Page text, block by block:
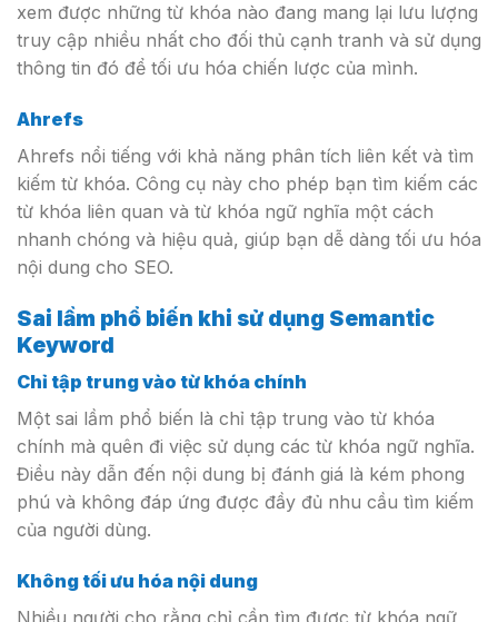
xem được những từ khóa nào đang mang lại lưu lượng
truy cập nhiều nhất cho đối thủ cạnh tranh và sử dụng
thông tin đó để tối ưu hóa chiến lược của mình.
Ahrefs
Ahrefs nổi tiếng với khả năng phân tích liên kết và tìm
kiếm từ khóa. Công cụ này cho phép bạn tìm kiếm các
từ khóa liên quan và từ khóa ngữ nghĩa một cách
nhanh chóng và hiệu quả, giúp bạn dễ dàng tối ưu hóa
nội dung cho SEO.
Sai lầm phổ biến khi sử dụng Semantic
Keyword
Chỉ tập trung vào từ khóa chính
Một sai lầm phổ biến là chỉ tập trung vào từ khóa
chính mà quên đi việc sử dụng các từ khóa ngữ nghĩa.
Điều này dẫn đến nội dung bị đánh giá là kém phong
phú và không đáp ứng được đầy đủ nhu cầu tìm kiếm
của người dùng.
Không tối ưu hóa nội dung